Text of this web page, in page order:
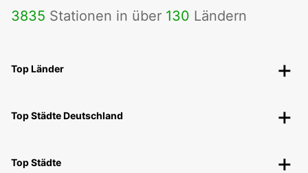
3835 Stationen in über 130 Ländern
Top Länder
Top Städte Deutschland
Top Städte